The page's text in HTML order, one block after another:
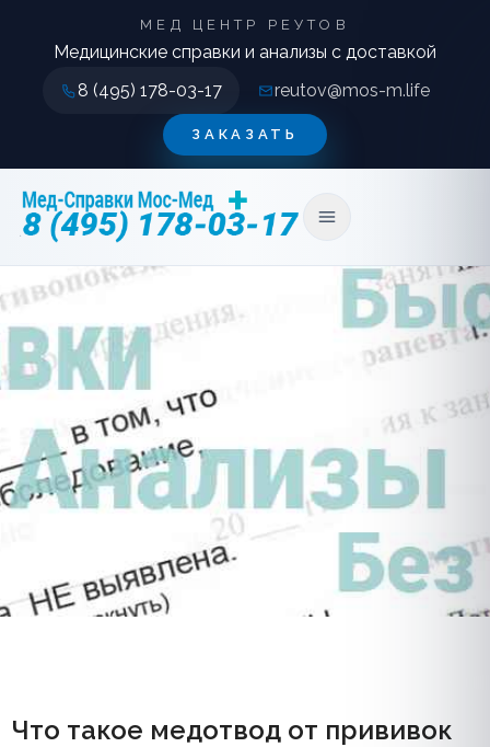
МЕД ЦЕНТР РЕУТОВ
Медицинские справки и анализы с доставкой
8 (495) 178-03-17
reutov@mos-m.life
ЗАКАЗАТЬ
Открыть меню
Что такое медотвод от прививок